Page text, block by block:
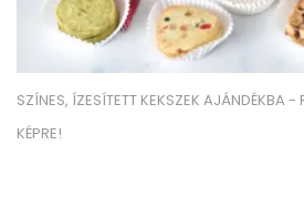
SZÍNES, ÍZESÍTETT KEKSZEK AJÁNDÉKBA -
KÉPRE!